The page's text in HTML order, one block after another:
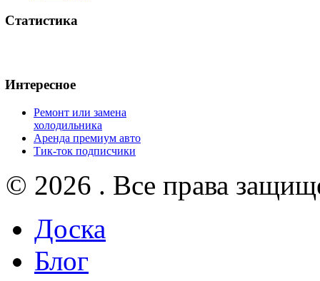
Статистика
Интересное
Ремонт или замена
холодильника
Аренда премиум авто
Тик-ток подписчики
© 2026 . Все права
Доска
Блог